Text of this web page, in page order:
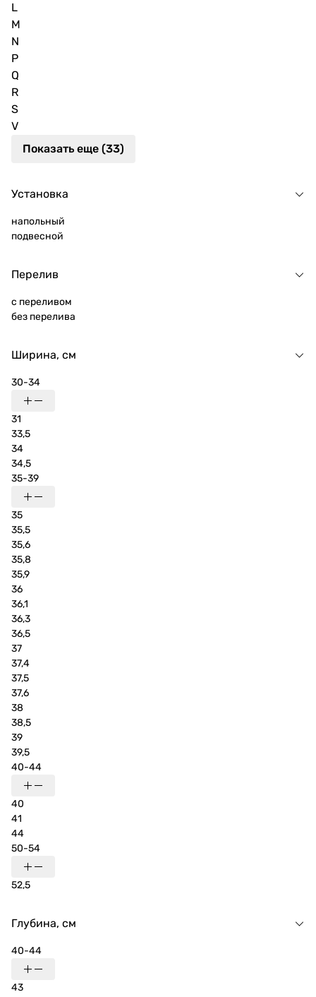
L
M
N
P
Q
R
S
V
Показать еще (33)
Установка
напольный
подвесной
Перелив
с переливом
без перелива
Ширина, см
30-34
31
33,5
34
34,5
35-39
35
35,5
35,6
35,8
35,9
36
36,1
36,3
36,5
37
37,4
37,5
37,6
38
38,5
39
39,5
40-44
40
41
44
50-54
52,5
Глубина, см
40-44
43